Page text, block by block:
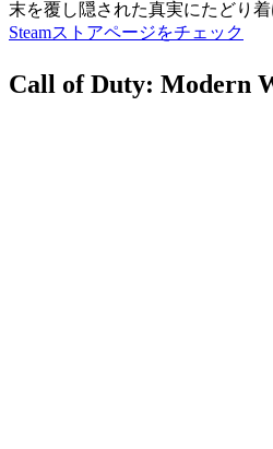
末を覆し隠された真実にたどり着
Steamストアページをチェック
Call of Duty: Modern